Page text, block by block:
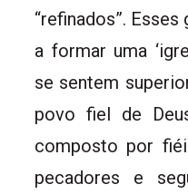
“refinados”.
a formar uma
se sentem
povo fiel de
composto por
pecadores e